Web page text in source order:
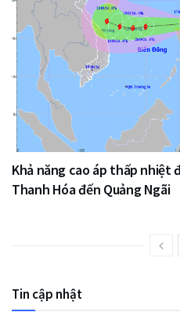
Khả năng cao áp thấp nhiệt
Thanh Hóa đến Quảng Ngãi
Tin cập nhật